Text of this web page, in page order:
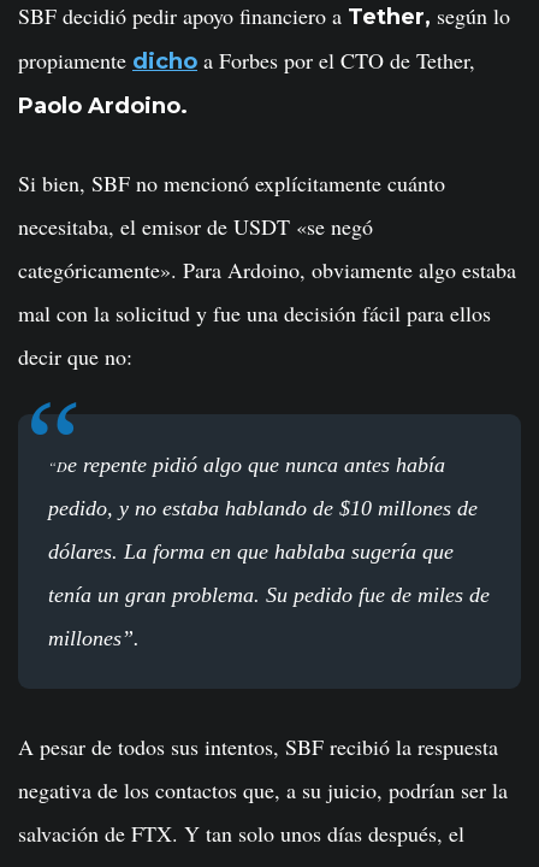
SBF decidió pedir apoyo financiero a Tether, según lo
propiamente dicho a Forbes por el CTO de Tether,
Paolo Ardoino.
Si bien, SBF no mencionó explícitamente cuánto
necesitaba, el emisor de USDT «se negó
categóricamente». Para Ardoino, obviamente algo estaba
mal con la solicitud y fue una decisión fácil para ellos
decir que no:
“De repente pidió algo que nunca antes había
pedido, y no estaba hablando de $10 millones de
dólares. La forma en que hablaba sugería que
tenía un gran problema. Su pedido fue de miles de
millones”.
A pesar de todos sus intentos, SBF recibió la respuesta
negativa de los contactos que, a su juicio, podrían ser la
salvación de FTX. Y tan solo unos días después, el